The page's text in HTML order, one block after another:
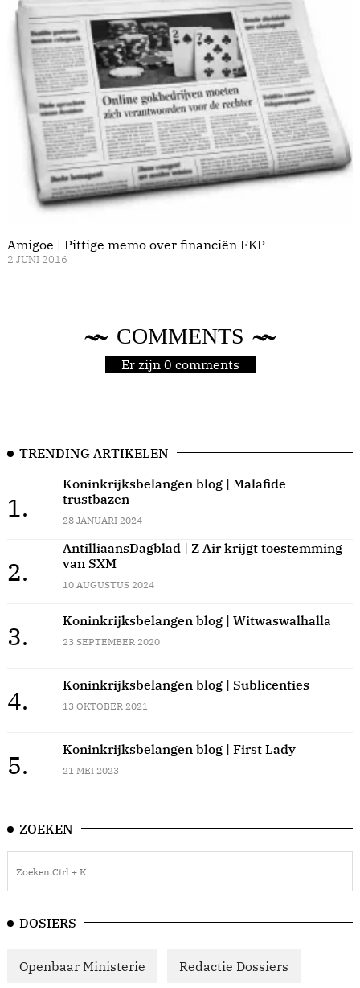
Amigoe | Pittige memo over financiën FKP
2 JUNI 2016
COMMENTS
Er zijn 0 comments
TRENDING ARTIKELEN
1.
Koninkrijksbelangen blog | Malafide
trustbazen
28 JANUARI 2024
2.
AntilliaansDagblad | Z Air krijgt toestemming
van SXM
10 AUGUSTUS 2024
3.
Koninkrijksbelangen blog | Witwaswalhalla
23 SEPTEMBER 2020
4.
Koninkrijksbelangen blog | Sublicenties
13 OKTOBER 2021
5.
Koninkrijksbelangen blog | First Lady
21 MEI 2023
ZOEKEN
DOSIERS
Openbaar Ministerie Redactie Dossiers